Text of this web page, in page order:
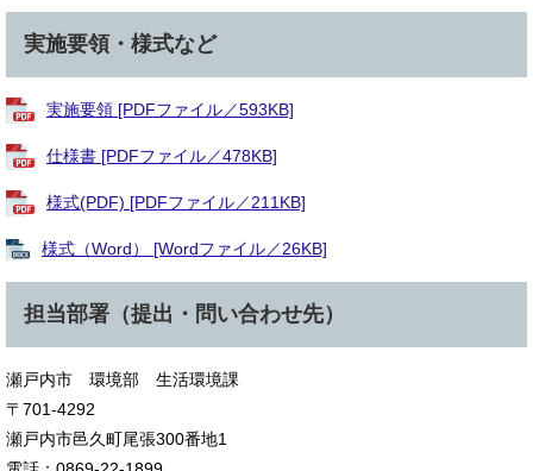
実施要領・様式など
実施要領 [PDFファイル／593KB]
仕様書 [PDFファイル／478KB]
様式(PDF) [PDFファイル／211KB]
様式（Word） [Wordファイル／26KB]
担当部署（提出・問い合わせ先）
瀬戸内市 環境部 生活環境課
〒701-4292
瀬戸内市邑久町尾張300番地1